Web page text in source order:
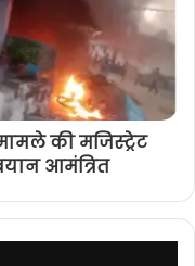
की मजिस्ट्रेट
आमंत्रित